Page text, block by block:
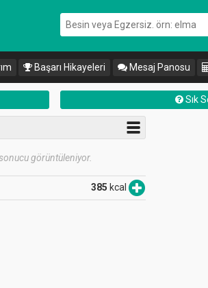
Başarı Hikayeleri Mesaj Panosu
Sık
görüntüleniyor.
385 kcal